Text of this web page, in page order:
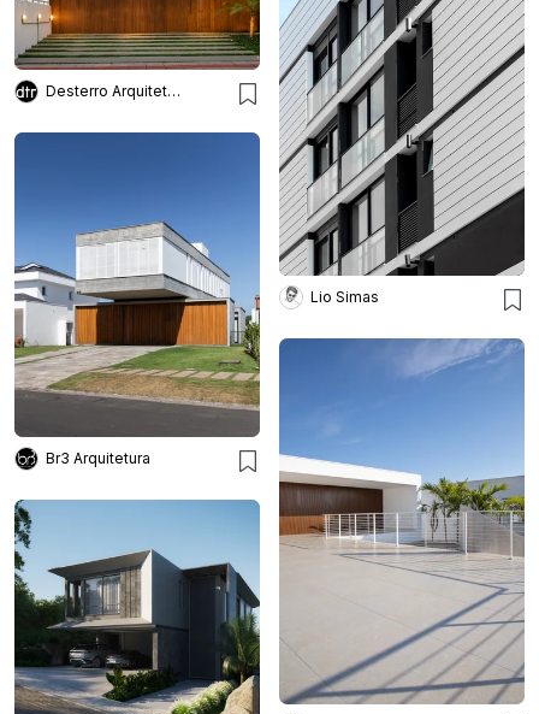
Desterro Arquitetos
Lio Simas
Br3 Arquitetura